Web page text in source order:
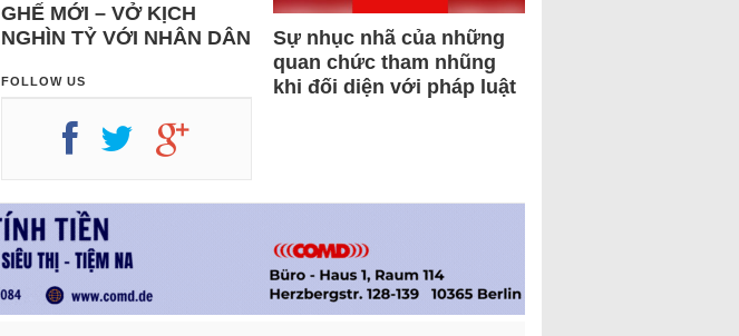
GHẾ MỚI – VỞ KỊCH
NGHÌN TỶ VỚI NHÂN DÂN
FOLLOW US
Sự nhục nhã của những
quan chức tham nhũng
khi đối diện với pháp luật